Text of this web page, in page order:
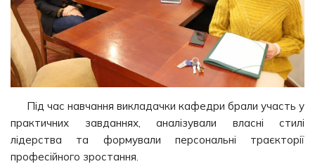
Під час навчання викладачки кафедри брали участь у
практичних завданнях, аналізували власні стилі
лідерства та формували персональні траєкторії
професійного зростання.